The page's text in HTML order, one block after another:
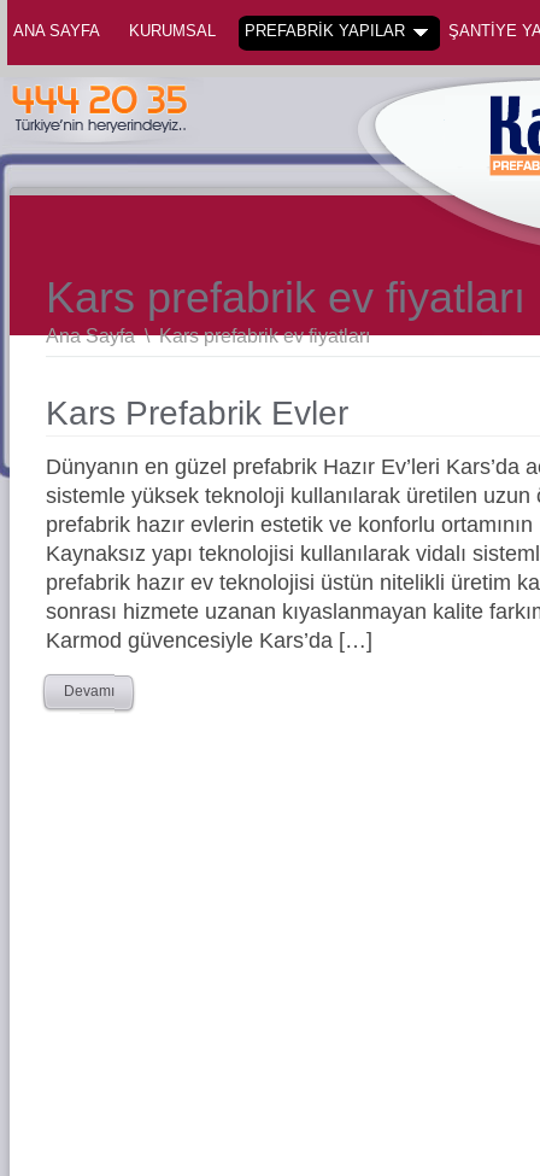
ANA SAYFA KURUMSAL PREFABRİK YAPILAR ŞANTİYE
Kars prefabrik ev fiyatları
Ana Sayfa \Kars prefabrik ev fiyatları
Kars Prefabrik Evler
Dünyanın en güzel prefabrik Hazır Ev’leri
sistemle yüksek teknoloji kullanılarak üretilen
prefabrik hazır evlerin estetik ve konforlu ortamının
Kaynaksız yapı teknolojisi kullanılarak vidalı
prefabrik hazır ev teknolojisi üstün nitelikli üretim
sonrası hizmete uzanan kıyaslanmayan kalite
Karmod güvencesiyle Kars’da […]
Devamı